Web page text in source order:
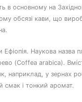
в основному на
обсязі кави, що
Ефіопія. Наукова назва
(Coffea arabica).
наприклад, у зернах
смак і тонкий аромат.